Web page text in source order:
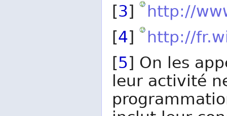
[3]
http://
[4]
http://
[5] On les
leur activité